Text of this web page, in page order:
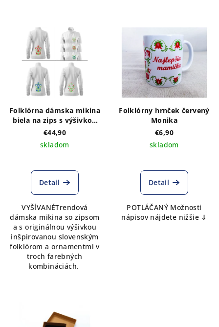
Folklórna dámska mikina
biela na zips s výšivkou
na prednom a zadnom
diele vzor MONIKA- výber
z troch farebných
€44,90
skladom
Detail
VYŠÍVANÉTrendová
dámska mikina so zipsom
a s originálnou výšivkou
inšpirovanou slovenským
folklórom a ornamentmi v
troch farebných
kombináciách.
Folklórny hrnček červený
Monika
€6,90
skladom
Detail
POTLÁČANÝ Možnosti
nápisov nájdete nižšie ⇓